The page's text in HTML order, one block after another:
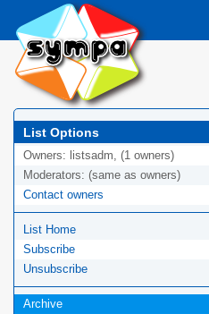
List Options
Owners: listsadm, (1 owners)
Moderators: (same as owners)
Contact owners
List Home
Subscribe
Unsubscribe
Archive